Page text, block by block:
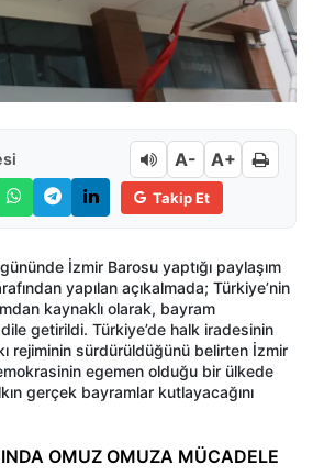
A- A+
Takip Et
gününde İzmir Barosu yaptığı paylaşım
yapılan açıkalmada; Türkiye’nin
kaynaklı olarak, bayram
getirildi. Türkiye’de halk iradesinin
rejiminin sürdürüldüğünü belirten İzmir
egemen olduğu bir ülkede
gerçek bayramlar kutlayacağını
OMUZ OMUZA MÜCADELE